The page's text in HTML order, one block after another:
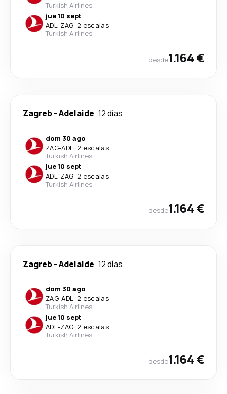
Turkish Airlines
jue 10 sept
ADL-ZAG· 2 escalas
Turkish Airlines
desde1.164 €
Zagreb-Adelaide 12 días
dom 30 ago
ZAG-ADL· 2 escalas
Turkish Airlines
jue 10 sept
ADL-ZAG· 2 escalas
Turkish Airlines
desde1.164 €
Zagreb-Adelaide 12 días
dom 30 ago
ZAG-ADL· 2 escalas
Turkish Airlines
jue 10 sept
ADL-ZAG· 2 escalas
Turkish Airlines
desde1.164 €